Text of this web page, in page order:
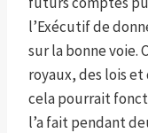
l’Exécutif de
sur la bonne voie.
royaux, des lois
cela pourrait
l’a fait pendant